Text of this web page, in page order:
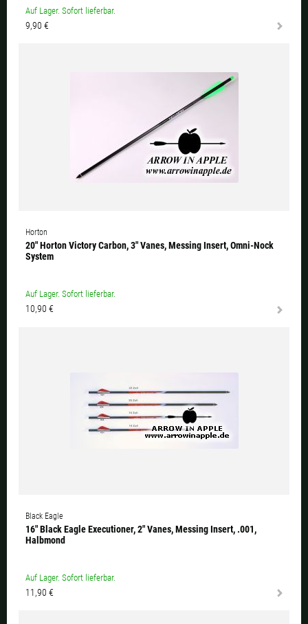
Auf Lager. Sofort lieferbar.
9,90 €
Horton
20" Horton Victory Carbon, 3" Vanes, Messing Insert, Omni-Nock
System
Auf Lager. Sofort lieferbar.
10,90 €
Black Eagle
16" Black Eagle Executioner, 2" Vanes, Messing Insert, .001,
Halbmond
Auf Lager. Sofort lieferbar.
11,90 €